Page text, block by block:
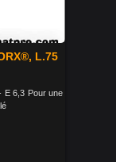
L.75
E 6,3 Pour une